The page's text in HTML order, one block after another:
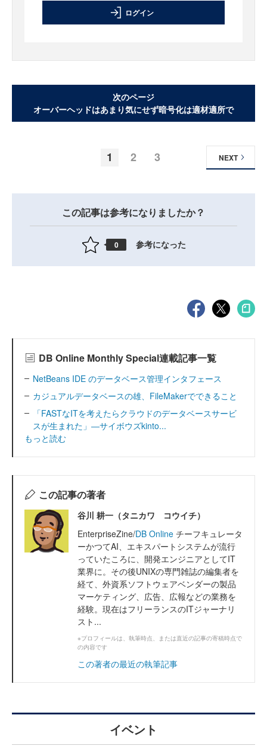
ログイン
次のページ
オーバーヘッドはあまり気にせず暗号化は適材適所で
1 2 3 NEXT
この記事は参考になりましたか？
0 参考になった
DB Online Monthly Special連載記事一覧
NetBeans IDE のデータベース管理インタフェース
カジュアルデータベースの雄、FileMakerでできること
「FASTなITを考えたらクラウドのデータベースサービ
スが生まれた」―サイボウズkinto...
もっと読む
この記事の著者
谷川 耕一（タニカワ コウイチ）
EnterpriseZine/DB Online チーフキュレータ
ーかつてAI、エキスパートシステムが流行
っていたころに、開発エンジニアとしてIT
業界に。その後UNIXの専門雑誌の編集者を
経て、外資系ソフトウェアベンダーの製品
マーケティング、広告、広報などの業務を
経験。現在はフリーランスのITジャーナリ
スト...
※プロフィールは、執筆時点、または直近の記事の寄稿時点で
の内容です
この著者の最近の執筆記事
イベント